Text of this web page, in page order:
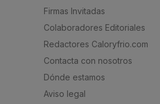
Firmas Invitadas
Colaboradores Editoriales
Redactores Caloryfrio.com
Contacta con nosotros
Dónde estamos
Aviso legal